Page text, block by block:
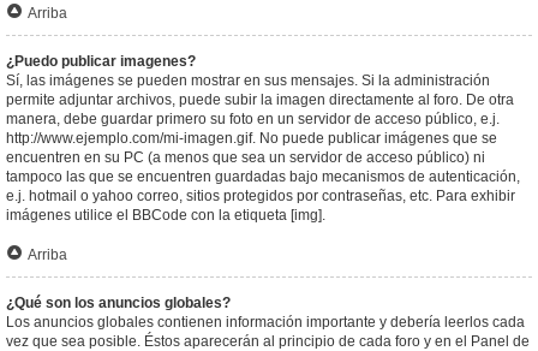
Arriba
¿Puedo publicar imagenes?
Sí, las imágenes se pueden mostrar en sus mensajes. Si la administración
permite adjuntar archivos, puede subir la imagen directamente al foro. De otra
manera, debe guardar primero su foto en un servidor de acceso público, e.j.
http://www.ejemplo.com/mi-imagen.gif. No puede publicar imágenes que se
encuentren en su PC (a menos que sea un servidor de acceso público) ni
tampoco las que se encuentren guardadas bajo mecanismos de autenticación,
e.j. hotmail o yahoo correo, sitios protegidos por contraseñas, etc. Para exhibir
imágenes utilice el BBCode con la etiqueta [img].
Arriba
¿Qué son los anuncios globales?
Los anuncios globales contienen información importante y debería leerlos cada
vez que sea posible. Éstos aparecerán al principio de cada foro y en el Panel de